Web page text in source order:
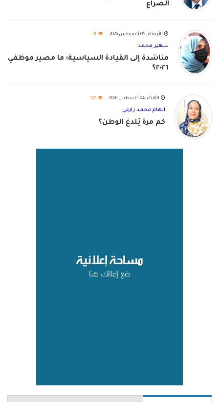
الصراع
الأربعاء, 05 أغسطس 2026 71
سهير محمد
مناشدة إلى القيادة السياسية: ما مصير موظفي
٢٠٢٦؟
الثلاثاء, 04 أغسطس 2026 177
الهام محمد زارعي
كم مرة يُلدغ الوطن؟